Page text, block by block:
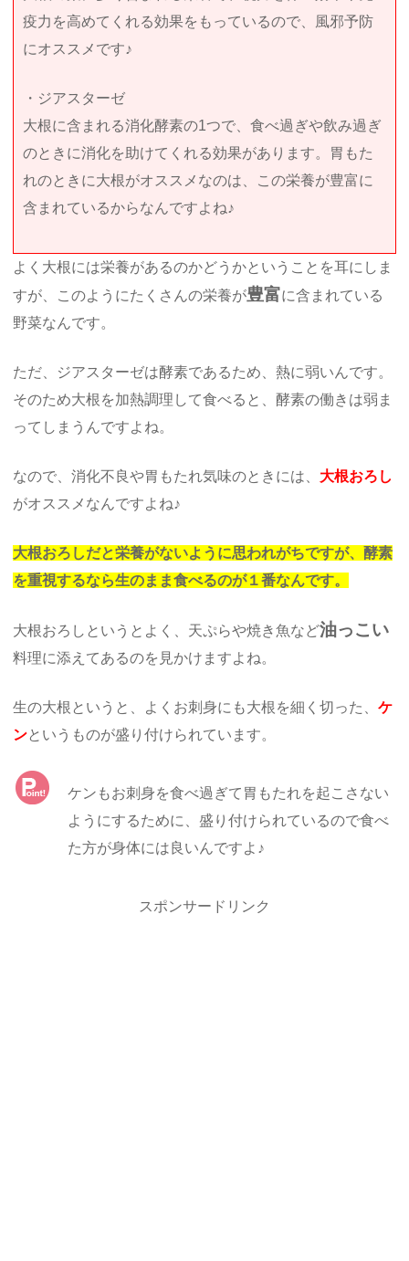
疫力を高めてくれる効果をもっているので、風邪予防
にオススメです♪
・ジアスターゼ
大根に含まれる消化酵素の1つで、食べ過ぎや飲み過ぎ
のときに消化を助けてくれる効果があります。胃もた
れのときに大根がオススメなのは、この栄養が豊富に
含まれているからなんですよね♪
よく大根には栄養があるのかどうかということを耳にしま
すが、このようにたくさんの栄養が豊富に含まれている
野菜なんです。
ただ、ジアスターゼは酵素であるため、熱に弱いんです。
そのため大根を加熱調理して食べると、酵素の働きは弱ま
ってしまうんですよね。
なので、消化不良や胃もたれ気味のときには、 大根おろし
がオススメなんですよね♪
大根おろしだと栄養がないように思われがちですが、酵素
を重視するなら生のまま食べるのが１番なんです。
大根おろしというとよく、天ぷらや焼き魚など油っこい
料理に添えてあるのを見かけますよね。
生の大根というと、よくお刺身にも大根を細く切った、ケ
ンというものが盛り付けられています。
ケンもお刺身を食べ過ぎて胃もたれを起こさない
ようにするために、盛り付けられているので食べ
た方が身体には良いんですよ♪
スポンサードリンク